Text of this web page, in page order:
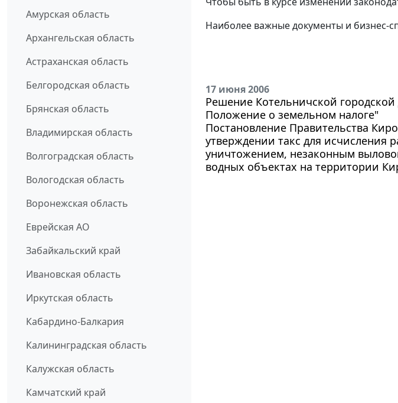
Амурская область
Архангельская область
Астраханская область
Белгородская область
Брянская область
Владимирская область
Волгоградская область
Вологодская область
Воронежская область
Еврейская АО
Забайкальский край
Ивановская область
Иркутская область
Кабардино-Балкария
Калининградская область
Калужская область
Камчатский край
Наиболее важные документы и бизнес-
17 июня 2006
Решение Котельничской
Положение о земельном налоге"
Постановление Правительства
утверждении такс для исчисления
уничтожением, незаконным
водных объектах на территории